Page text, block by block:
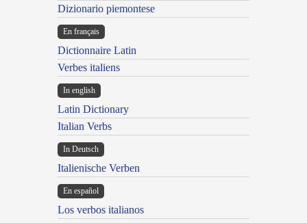
Dizionario piemontese
En français
Dictionnaire Latin
Verbes italiens
In english
Latin Dictionary
Italian Verbs
In Deutsch
Italienische Verben
En español
Los verbos italianos